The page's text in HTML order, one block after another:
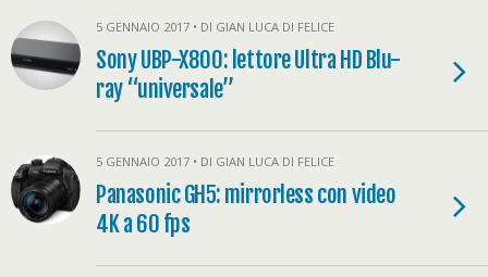
5 GENNAIO 2017 • DI GIAN LUCA DI FELICE
Sony UBP-X800: lettore Ultra HD Blu-
ray “universale”
5 GENNAIO 2017 • DI GIAN LUCA DI FELICE
Panasonic GH5: mirrorless con video
4K a 60 fps